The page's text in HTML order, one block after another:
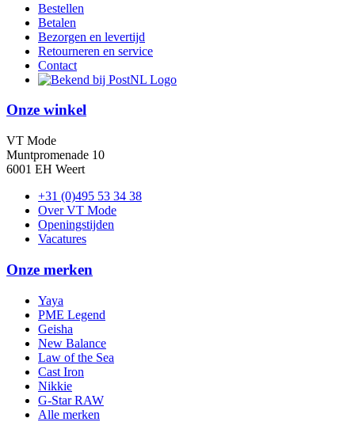
Bestellen
Betalen
Bezorgen en levertijd
Retourneren en service
Contact
Onze winkel
VT Mode
Muntpromenade 10
6001 EH Weert
+31 (0)495 53 34 38
Over VT Mode
Openingstijden
Vacatures
Onze merken
Yaya
PME Legend
Geisha
New Balance
Law of the Sea
Cast Iron
Nikkie
G-Star RAW
Alle merken